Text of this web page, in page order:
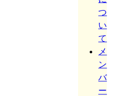
つ
い
て
メ
ン
バ
ー